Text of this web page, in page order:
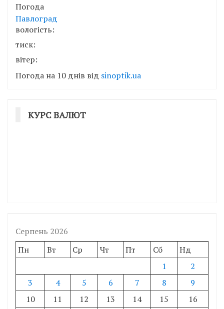
Погода
Павлоград
вологість:
тиск:
вітер:
Погода на 10 днів від sinoptik.ua
КУРС ВАЛЮТ
Серпень 2026
Пн
Вт Ср Чт Пт Сб
Нд
1
2
3
4 5 6 7 8
9
10
11 12 13 14 15
16